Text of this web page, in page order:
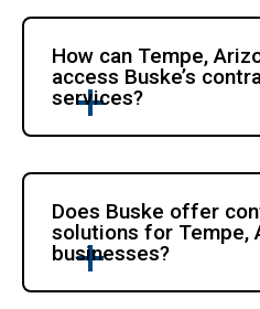
How can Tempe,
access Buske’s
services?
Does Buske offer
solutions for Tempe,
businesses?